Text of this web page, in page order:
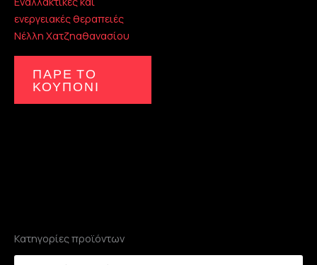
Κατηγορίες προϊόντων
ενεργειακές θεραπειές
Νέλλη Χατζηαθανασίου
ΠΑΡΕ ΤΟ
ΚΟΥΠΟΝΙ